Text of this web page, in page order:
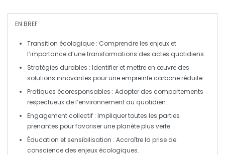
EN BREF
Transition écologique : Comprendre les enjeux et
l’importance d’une transformations des actes quotidiens.
Stratégies durables : Identifier et mettre en œuvre des
solutions innovantes pour une empreinte carbone réduite.
Pratiques écoresponsables : Adopter des comportements
respectueux de l’environnement au quotidien.
Engagement collectif : Impliquer toutes les parties
prenantes pour favoriser uneplanèteplus verte.
Éducation et sensibilisation : Accroître la prise de
conscience des enjeux écologiques.